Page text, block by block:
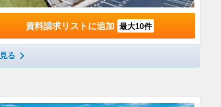
資料請求リストに追加 最大10件
る